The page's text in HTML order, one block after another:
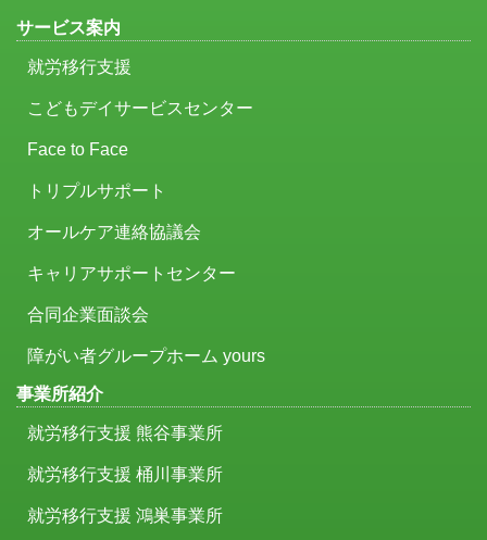
サービス案内
就労移行支援
こどもデイサービスセンター
Face to Face
トリプルサポート
オールケア連絡協議会
キャリアサポートセンター
合同企業面談会
障がい者グループホーム yours
事業所紹介
就労移行支援 熊谷事業所
就労移行支援 桶川事業所
就労移行支援 鴻巣事業所